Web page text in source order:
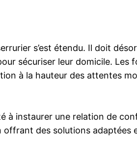
s’est étendu. Il doit
sécuriser leur domicile. Les
à la hauteur des attentes
à instaurer une relation de
offrant des solutions adaptées